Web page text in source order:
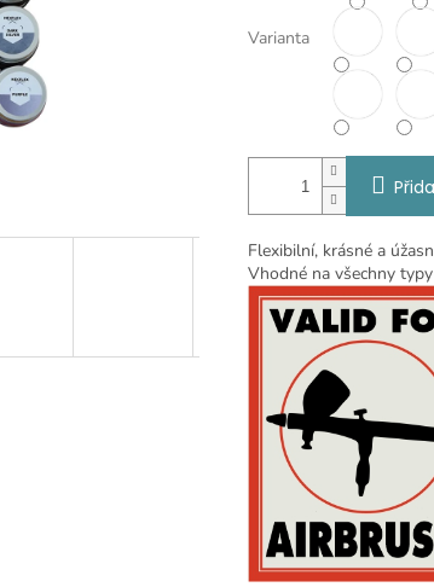
Varianta
Flexibilní, krásné a
Vhodné na všechny